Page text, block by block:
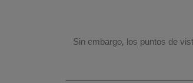
Sin embargo, los puntos de